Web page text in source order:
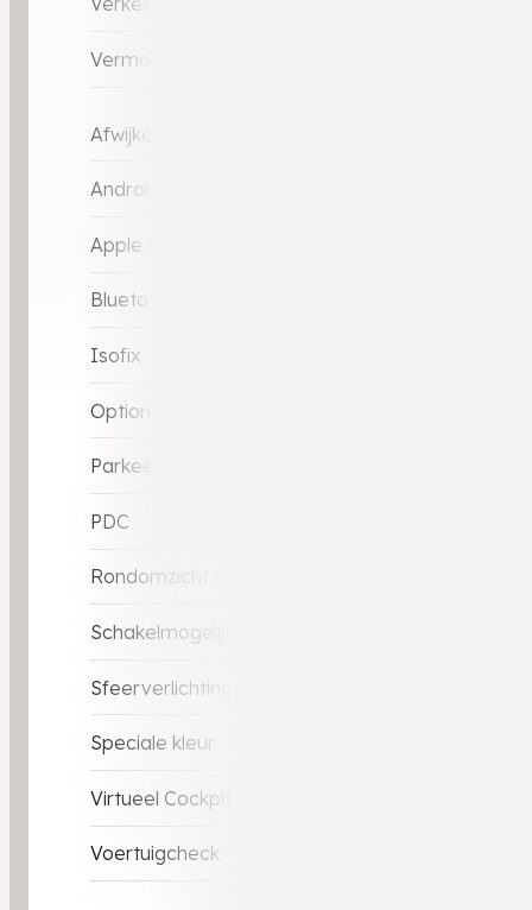
Vermoeidheids herkenning
Afwijkende dakkleur
Android Car-Play
Apple Car-Play
Bluetooth
Isofix
Optioneel: (afneemebare) Trekhaak
Parkeerhulp
PDC
Rondomzicht camera
Schakelmogelijkheid aan stuurwiel
Sfeerverlichting in interieur
Speciale kleur
Virtueel Cockpit
Voertuigcheck